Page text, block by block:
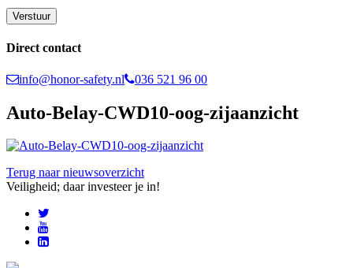
Direct contact
info@honor-safety.nl 036 521 96 00
Auto-Belay-CWD10-oog-zijaanzicht
Terug naar nieuwsoverzicht
Veiligheid; daar investeer je in!